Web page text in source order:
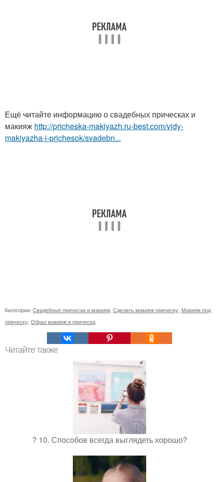
Ещё читайте информацию о свадебных прическах и
макияж http://pricheska-makiyazh.ru-best.com/vidy-
makiyazha-i-prichesok/svadebn...
Категории: Свадебные прически и макияж, Сделать макияж прическу, Макияж под
прическу, Образ макияж и прическа
Читайте также
? 10. Способов всегда выглядеть хорошо?